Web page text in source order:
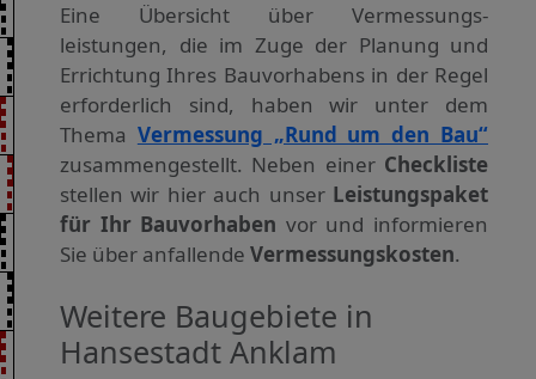
Eine Übersicht über Vermessungs­
leistungen, die im Zuge der Planung und
Errichtung Ihres Bauvorhabens in der Regel
erforderlich sind, haben wir unter dem
Thema Vermessung „Rund um den Bau“
zusammengestellt. Neben einer Checkliste
stellen wir hier auch unser Leistungspaket
für Ihr Bauvorhaben vor und informieren
Sie über anfallende Vermessungskosten.
Weitere Baugebiete in
Hansestadt Anklam